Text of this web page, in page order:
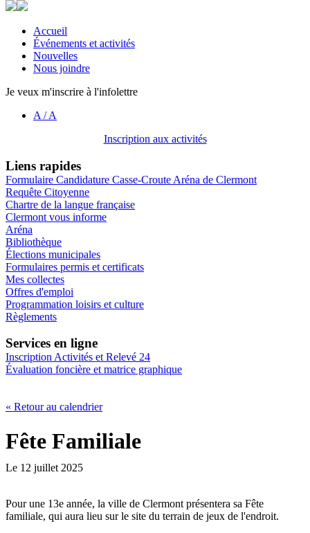
Accueil
Événements et activités
Nouvelles
Nous joindre
Je veux m'inscrire à l'infolettre
A /A
Inscription aux activités
Liens rapides
Formulaire Candidature Casse-Croute Aréna de Clermont
Requête Citoyenne
Chartre de la langue française
Clermont vous informe
Aréna
Bibliothèque
Élections municipales
Formulaires permis et certificats
Mes collectes
Offres d'emploi
Programmation loisirs et culture
Règlements
Services en ligne
Inscription Activités et Relevé 24
Évaluation foncière et matrice graphique
« Retour au calendrier
Fête Familiale
Le 12 juillet 2025
Pour une 13e année, la ville de Clermont présentera sa Fête
familiale, qui aura lieu sur le site du terrain de jeux de l'endroit.